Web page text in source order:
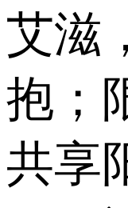
艾滋
抱；
共享